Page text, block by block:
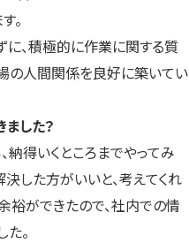
。
に、積極的に作業に関する質
の人間関係を良好に築いてい
した？
納得いくところまでやってみ
決した方がいいと、考えてくれ
裕ができたので、社内での情
。